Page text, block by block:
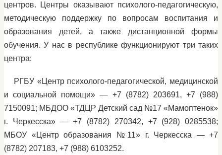
центров. Центры оказывают психолого-педагогическую,
методическую поддержку по вопросам воспитания и
образования детей, а также дистанционной формы
обучения. У нас в республике функционируют три таких
центра:
РГБУ «Центр психолого-педагогической, медицинской
и социальной помощи» — +7 (8782) 203691, +7 (988)
7150091; МБДОО «ТДЦР Детский сад №17 «Мамоптенок»
г. Черкесска» — +7 (8782) 270342, +7 (928) 0285538;
МБОУ «Центр образования №11» г. Черкесска — +7
(8782) 207183, +7 (988) 6103252.